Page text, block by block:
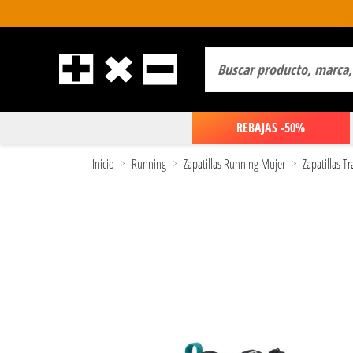
REBAJAS -50%
Inicio Running Zapatillas Running Mujer Zapatillas